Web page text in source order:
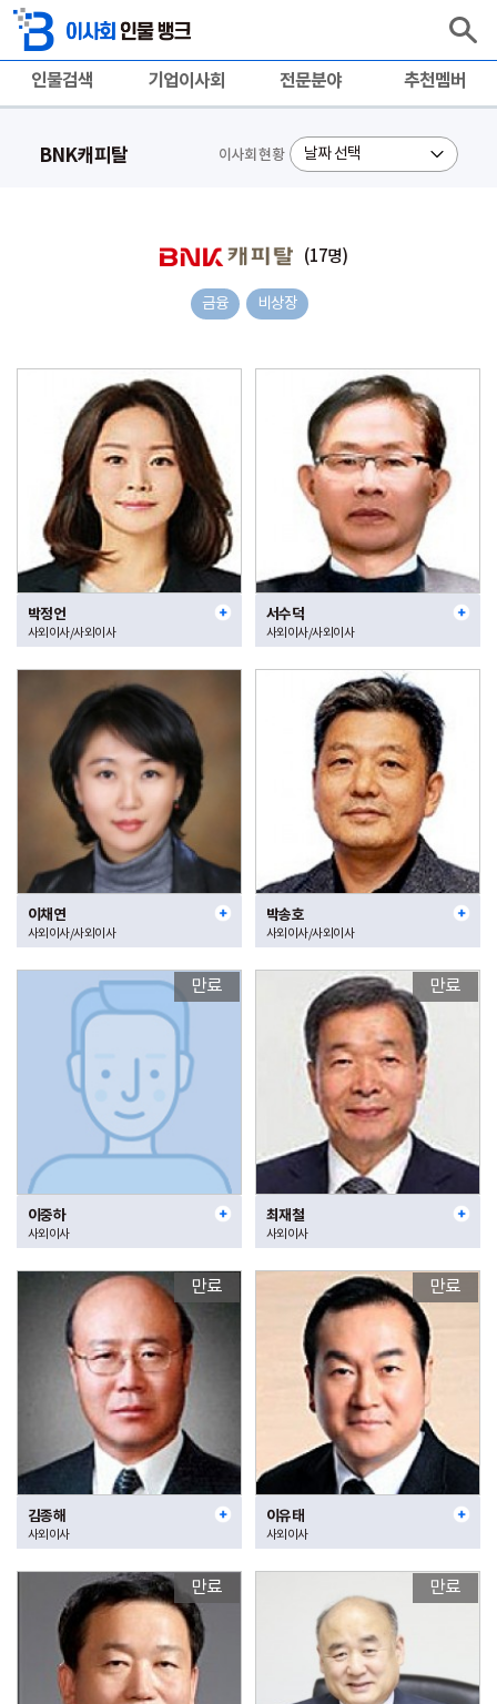
인물검색 기업이사회 전문분야 추천멤버
BNK캐피탈 이사회 현황
(17명)
금융 비상장
박정언
사외이사/사외이사
서수덕
사외이사/사외이사
이채연
사외이사/사외이사
박송호
사외이사/사외이사
만료
이중하
사외이사
만료
최재철
사외이사
만료
김종해
사외이사
만료
이유태
사외이사
만료 만료